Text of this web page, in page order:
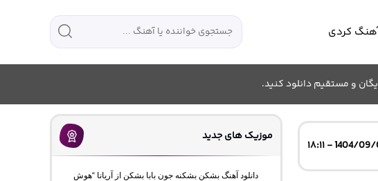
کردی
و مستقیم دانلود کنید.
09/07 - ۱۸:۱۱
موزیک های جدید
دانلود آهنگ بشکن بشکنه جون بابا بشکن از آریانا “هوش